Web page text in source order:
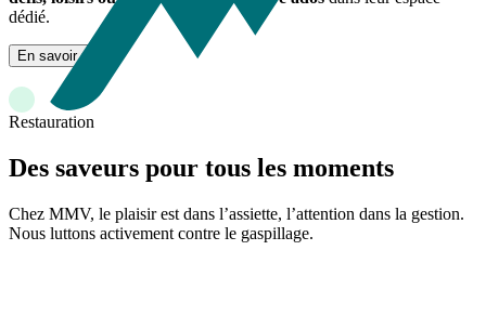
dédié.
En savoir plus
Restauration
Des saveurs pour tous les moments
Chez MMV, le plaisir est dans l’assiette, l’attention dans la gestion.
Nous luttons activement contre le gaspillage.